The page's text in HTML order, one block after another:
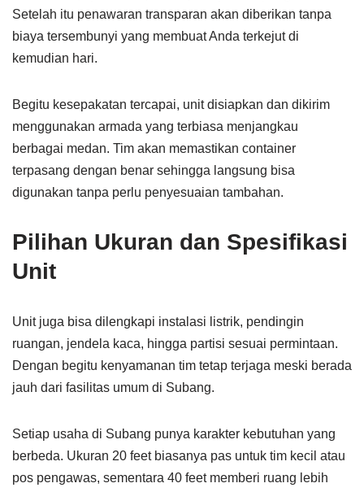
Setelah itu penawaran transparan akan diberikan tanpa
biaya tersembunyi yang membuat Anda terkejut di
kemudian hari.
Begitu kesepakatan tercapai, unit disiapkan dan dikirim
menggunakan armada yang terbiasa menjangkau
berbagai medan. Tim akan memastikan container
terpasang dengan benar sehingga langsung bisa
digunakan tanpa perlu penyesuaian tambahan.
Pilihan Ukuran dan Spesifikasi
Unit
Unit juga bisa dilengkapi instalasi listrik, pendingin
ruangan, jendela kaca, hingga partisi sesuai permintaan.
Dengan begitu kenyamanan tim tetap terjaga meski berada
jauh dari fasilitas umum di Subang.
Setiap usaha di Subang punya karakter kebutuhan yang
berbeda. Ukuran 20 feet biasanya pas untuk tim kecil atau
pos pengawas, sementara 40 feet memberi ruang lebih